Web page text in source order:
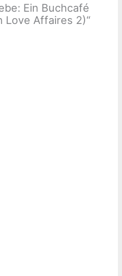
Ein Buchcafé
Love Affaires 2)“